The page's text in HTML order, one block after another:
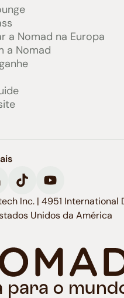
a Nomad na Europa
a Nomad
para o
Inc. | 4951 International
Unidos da América